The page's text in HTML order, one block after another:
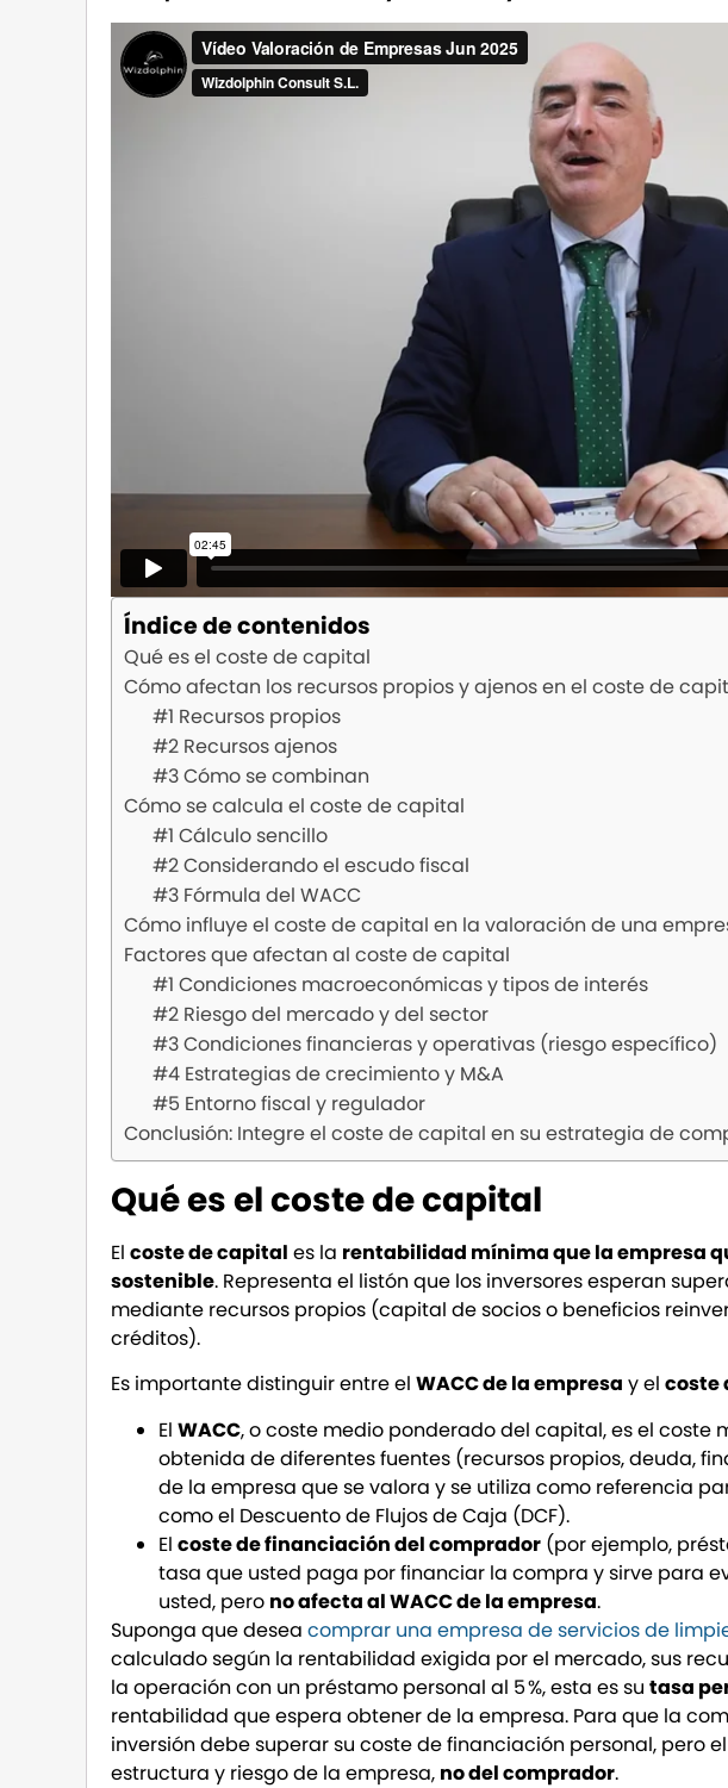
Índice de contenidos
Qué es el coste de capital
Cómo afectan los recursos propios y ajenos en el coste de
#1 Recursos propios
#2 Recursos ajenos
#3 Cómo se combinan
Cómo se calcula el coste de capital
#1 Cálculo sencillo
#2 Considerando el escudo fiscal
#3 Fórmula del WACC
Cómo influye el coste de capital en la valoración de una
Factores que afectan al coste de capital
#1 Condiciones macroeconómicas y tipos de interés
#2 Riesgo del mercado y del sector
#3 Condiciones financieras y operativas (riesgo específico)
#4 Estrategias de crecimiento y M&A
#5 Entorno fiscal y regulador
Conclusión: Integre el coste de capital en su estrategia de
Qué es el coste de capital
El coste de capital es la rentabilidad mínima que la empresa
sostenible. Representa el listón que los inversores esperan
mediante recursos propios (capital de socios o beneficios
créditos).
Es importante distinguir entre el WACC de la empresa y el coste
El WACC, o coste medio ponderado del capital, es el
obtenida de diferentes fuentes (recursos propios, deuda,
de la empresa que se valora y se utiliza como referencia
como el Descuento de Flujos de Caja (DCF).
El coste de financiación del comprador (por ejemplo,
tasa que usted paga por financiar la compra y sirve para
usted, pero no afecta al WACC de la empresa.
Suponga que desea comprar una empresa de servicios de
calculado según la rentabilidad exigida por el mercado, sus
la operación con un préstamo personal al 5 %, esta es su tasa
rentabilidad que espera obtener de la empresa. Para que la
inversión debe superar su coste de financiación personal, pero
estructura y riesgo de la empresa, no del comprador.